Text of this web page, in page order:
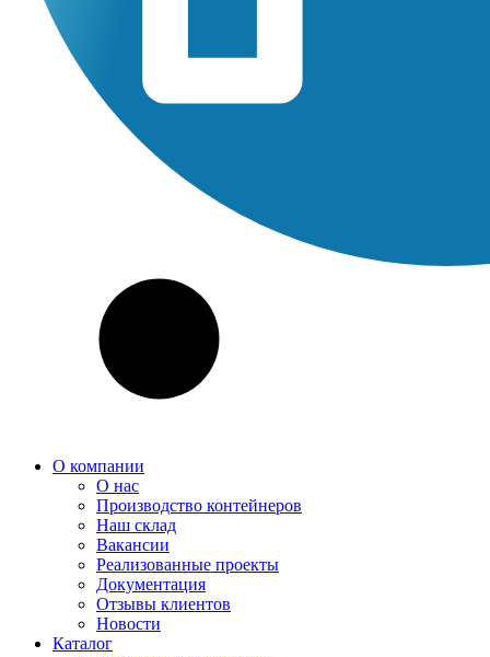
О компании
О нас
Производство контейнеров
Наш склад
Вакансии
Реализованные проекты
Документация
Отзывы клиентов
Новости
Каталог